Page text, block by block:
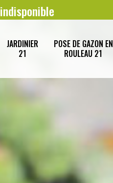
indisponible
JARDINIER
21
POSE DE GAZON EN
ROULEAU 21